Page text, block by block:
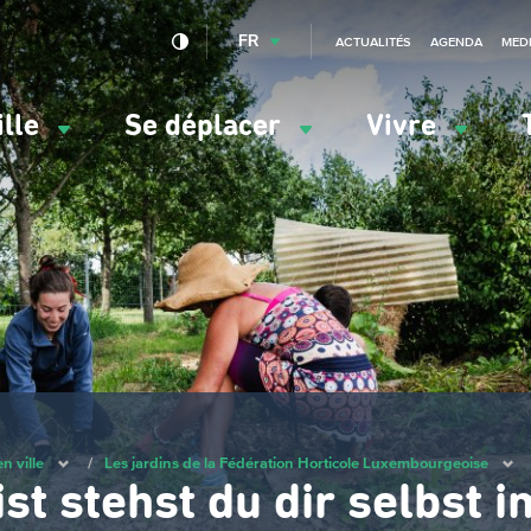
Se déplacer Vivre
FR ACTUALITÉS AGENDA
ville / Les jardins de la Fédération Horticole Luxembourgeoise
stehst du dir selbst